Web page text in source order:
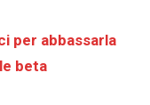
per abbassarla
beta